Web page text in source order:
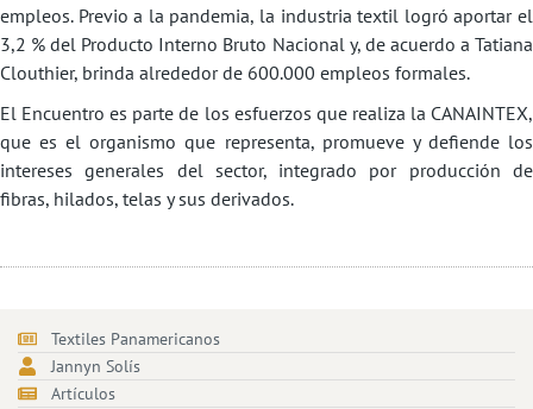
empleos. Previo a la pandemia, la industria textil logró aportar el
3,2 % del Producto Interno Bruto Nacional y, de acuerdo a Tatiana
Clouthier, brinda alrededor de 600.000 empleos formales.
El Encuentro es parte de los esfuerzos que realiza la CANAINTEX,
que es el organismo que representa, promueve y defiende los
intereses generales del sector, integrado por producción de
fibras, hilados, telas y sus derivados.
Textiles Panamericanos
Jannyn Solís
Artículos